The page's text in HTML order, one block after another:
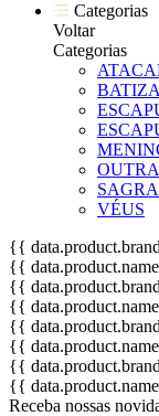
Categorias
Voltar
Categorias
VÉUS
{{
{{
{{
{{
{{
{{
{{
{{
Receba nossas